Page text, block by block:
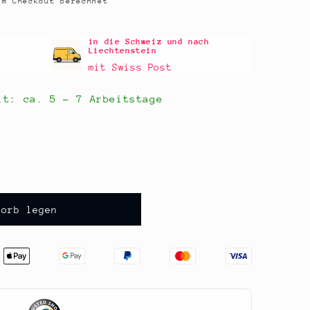
in die Schweiz und nach
Liechtenstein
mit Swiss Post
ca. 5 - 7 Arbeitstage
legen